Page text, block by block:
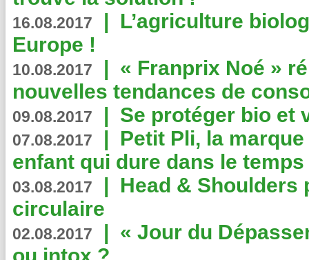
16.08.2017 | L’agriculture
Europe !
10.08.2017 | « Franprix Noé »
nouvelles tendances de
09.08.2017 | Se protéger bio et
07.08.2017 | Petit Pli, la
enfant qui dure dans le temps
03.08.2017 | Head & Shoulders
circulaire
02.08.2017 | « Jour du